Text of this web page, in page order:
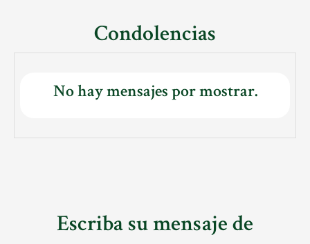
Condolencias
No hay mensajes por mostrar.
Escriba su mensaje de